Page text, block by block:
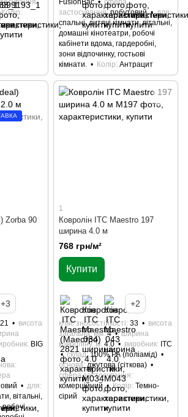
Колір
застосування побутовий
для
спальні, дитячі кімнати, вітальні,
домашні кінотеатри, робочі
кабінети вдома, гардеробні,
зони відпочинку, гостьові
кімнати.
Колір Антрацит
Zorba 90
+3
21
висота
BIG
для
вітальні,
робочі
1
Ковролін ITC Maestro 197
ширина 4.0 м
768 грн/м²
Купити
+2
клас зносостійкості 33
висота
загальна, мм 4
ширина
ковроліну, м 4.0 виробник ITC
склад 100% РА (поліамід)
основа джутова (сіткова)
сфера застосування
комерційний
Колір Темно-
сірий